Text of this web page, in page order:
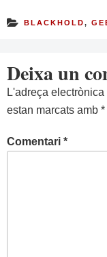
BLACKHOLD,
Deixa un
L'adreça
estan marcats amb *
Comentari *